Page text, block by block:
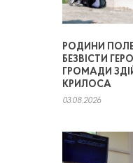
РОДИНИ
БЕЗВІСТИ
ГРОМАДИ
КРИЛОСА
03.08.2026